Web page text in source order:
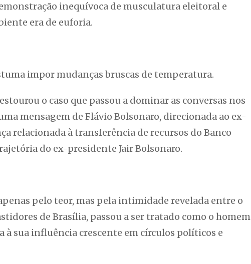
inequívoca de musculatura eleitoral e
era de euforia.
impor mudanças bruscas de temperatura.
o caso que passou a dominar as conversas nos
mensagem de Flávio Bolsonaro, direcionada ao ex-
relacionada à transferência de recursos do Banco
do ex-presidente Jair Bolsonaro.
pelo teor, mas pela intimidade revelada entre o
de Brasília, passou a ser tratado como o homem
à sua influência crescente em círculos políticos e